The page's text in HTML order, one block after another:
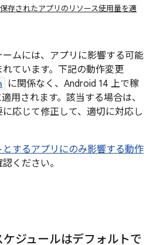
存されたアプリのリソース使用量を適
ムには、アプリに影響する可能
ています。下記の動作変更
に関係なく、Android 14 上で稼
用されます。 該当する場合は、
応じて修正して、適切に対応し
するアプリにのみ影響する動作
ください。
ジュールはデフォルトで